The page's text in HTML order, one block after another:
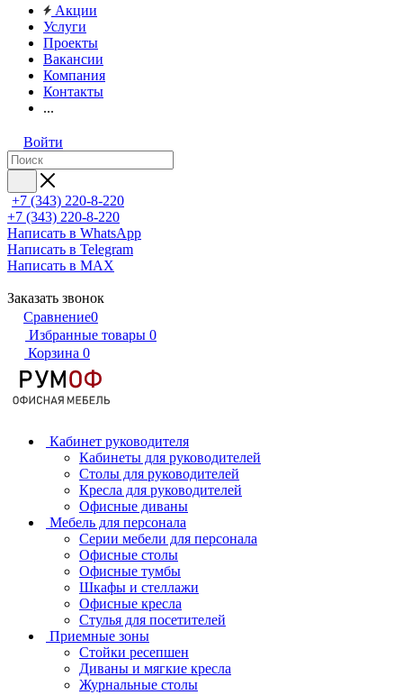
Акции
Услуги
Проекты
Вакансии
Компания
Контакты
...
Войти
+7 (343) 220-8-220
+7 (343) 220-8-220
Написать в WhatsApp
Написать в Telegram
Написать в MAX
Заказать звонок
Сравнение0
Избранные товары 0
Корзина 0
Кабинет руководителя
Кабинеты для руководителей
Столы для руководителей
Кресла для руководителей
Офисные диваны
Мебель для персонала
Серии мебели для персонала
Офисные столы
Офисные тумбы
Шкафы и стеллажи
Офисные кресла
Стулья для посетителей
Приемные зоны
Стойки ресепшен
Диваны и мягкие кресла
Журнальные столы